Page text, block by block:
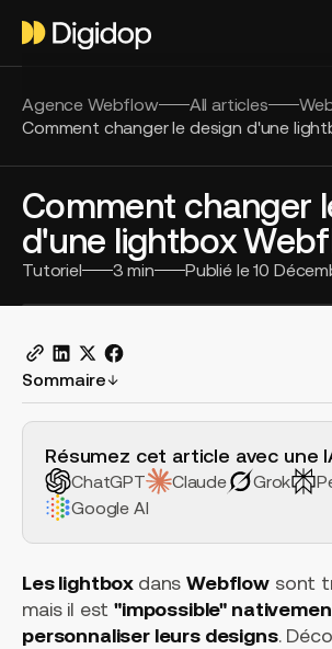
Agence Webflow All articles
Comment changer le design d'une
Comment changer
d'une lightbox
Tutoriel 3 min Publié le10
Sommaire
Résumez cet article avec une
ChatGPT Claude Grok
Google AI
Les lightbox dansWebflow sont
mais il est"impossible"
personnaliser leurs designs.